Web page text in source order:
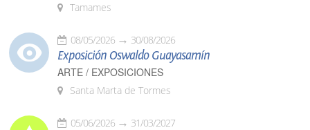
Tamames
08/05/2026 30/08/2026
Exposición Oswaldo Guayasamín
ARTE / EXPOSICIONES
Santa Marta de Tormes
05/06/2026 31/03/2027